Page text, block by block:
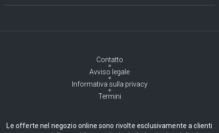
Contatto
Avviso legale
Informativa sulla privacy
Termini
Le offerte nel negozio online sono rivolte esclusivamente a clienti